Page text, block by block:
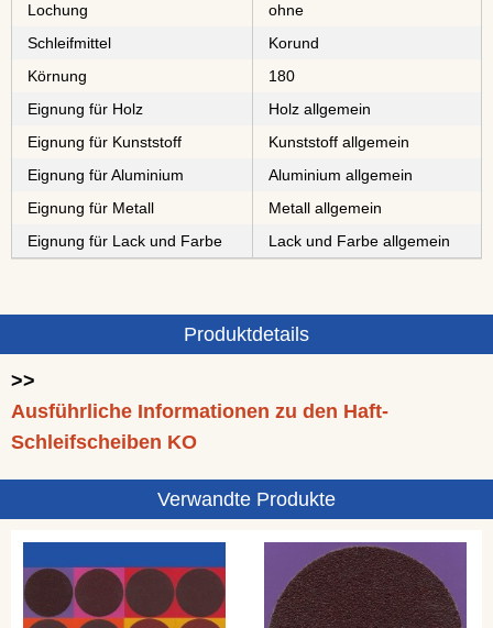
Lochung
ohne
Schleifmittel
⁠⁠⁠Korund
Körnung
180
Eignung für Holz
Holz allgemein
Eignung für Kunststoff
Kunststoff allgemein
Eignung für Aluminium
Aluminium allgemein
Eignung für Metall
Metall allgemein
Eignung für Lack und Farbe
Lack und Farbe allgemein
Produktdetails
>>
Ausführliche Informationen zu den Haft-
Schleifscheiben KO
Verwandte Produkte